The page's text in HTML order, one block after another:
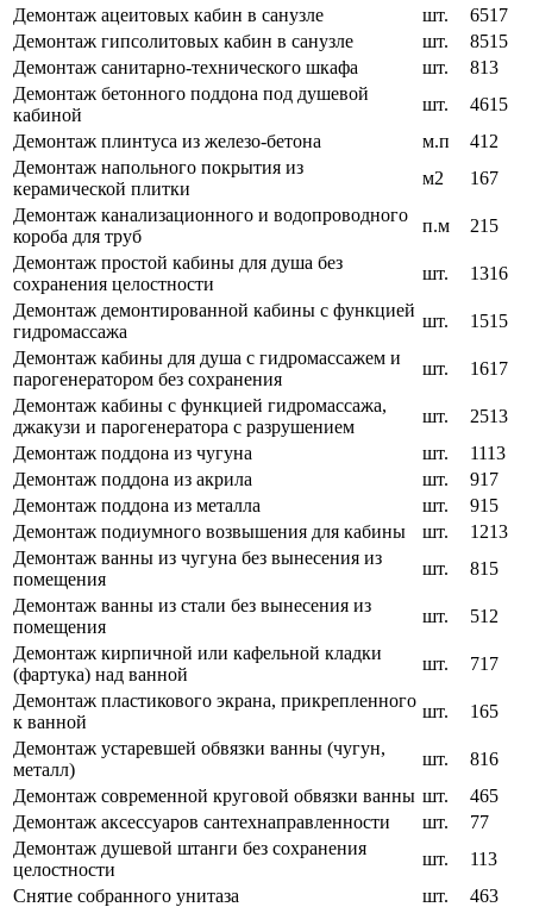
Демонтаж ацеитовых кабин в санузле
шт.
6517
Демонтаж гипсолитовых кабин в санузле
шт.
8515
Демонтаж санитарно-технического шкафа
шт.
813
Демонтаж бетонного поддона под душевой
кабиной
шт.
4615
Демонтаж плинтуса из железо-бетона
м.п
412
Демонтаж напольного покрытия из
керамической плитки
м2
167
Демонтаж канализационного и водопроводного
короба для труб
п.м
215
Демонтаж простой кабины для душа без
сохранения целостности
шт.
1316
Демонтаж демонтированной кабины с функцией
гидромассажа
шт.
1515
Демонтаж кабины для душа с гидромассажем и
парогенератором без сохранения
шт.
1617
Демонтаж кабины с функцией гидромассажа,
джакузи и парогенератора с разрушением
шт.
2513
Демонтаж поддона из чугуна
шт.
1113
Демонтаж поддона из акрила
шт.
917
Демонтаж поддона из металла
шт.
915
Демонтаж подиумного возвышения для кабины
шт.
1213
Демонтаж ванны из чугуна без вынесения из
помещения
шт.
815
Демонтаж ванны из стали без вынесения из
помещения
шт.
512
Демонтаж кирпичной или кафельной кладки
(фартука) над ванной
шт.
717
Демонтаж пластикового экрана, прикрепленного
к ванной
шт.
165
Демонтаж устаревшей обвязки ванны (чугун,
металл)
шт.
816
Демонтаж современной круговой обвязки ванны шт.
465
Демонтаж аксессуаров сантехнаправленности
шт.
77
Демонтаж душевой штанги без сохранения
целостности
шт.
113
Снятие собранного унитаза
шт.
463